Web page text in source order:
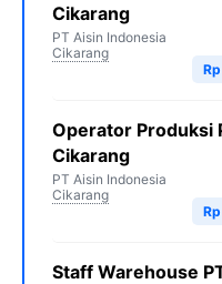
Cikarang
PT Aisin Indonesia
Cikarang
Operator Produksi
Cikarang
PT Aisin Indonesia
Cikarang
Staff Warehouse